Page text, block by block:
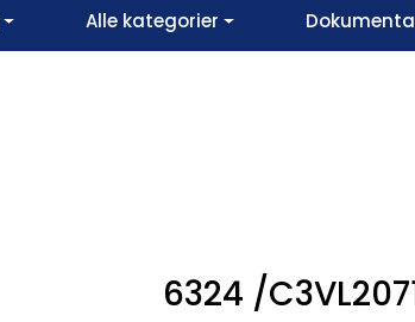
Alle kategorier
6324 /